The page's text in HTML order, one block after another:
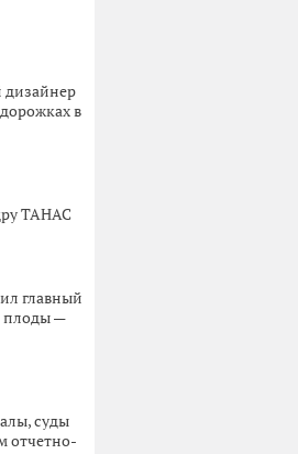
дизайнер
в
ТАНАС
главный
плоды —
суды
отчетно-